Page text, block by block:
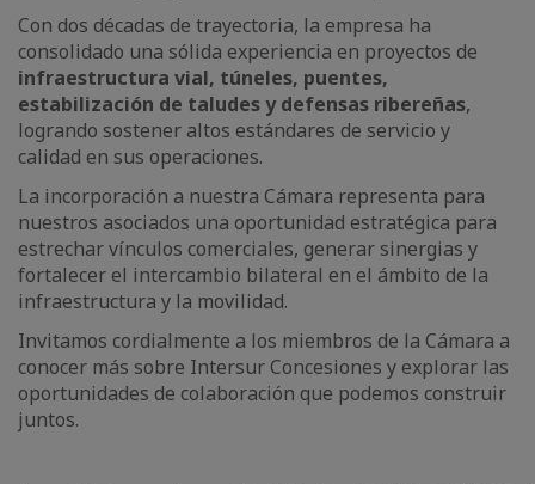
Con dos décadas de trayectoria, la empresa ha
consolidado una sólida experiencia en proyectos de
infraestructura vial, túneles, puentes,
estabilización de taludes y defensas ribereñas,
logrando sostener altos estándares de servicio y
calidad en sus operaciones.
La incorporación a nuestra Cámara representa para
nuestros asociados una oportunidad estratégica para
estrechar vínculos comerciales, generar sinergias y
fortalecer el intercambio bilateral en el ámbito de la
infraestructura y la movilidad.
Invitamos cordialmente a los miembros de la Cámara a
conocer más sobre Intersur Concesiones y explorar las
oportunidades de colaboración que podemos construir
juntos.